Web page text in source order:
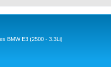
BMW E3 (2500 - 3.3Li)